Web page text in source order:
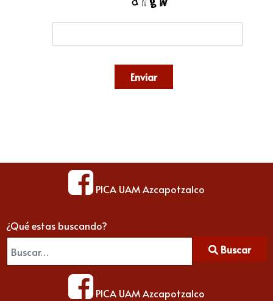
Enviar
PICA UAM Azcapotzalco
¿Qué estas buscando?
Buscar
PICA UAM Azcapotzalco